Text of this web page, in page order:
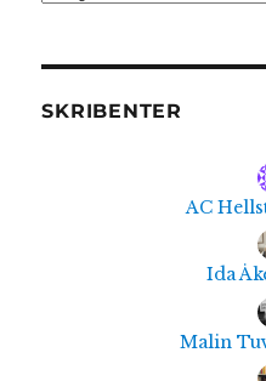
SKRIBENTER
AC
Ida
Malin